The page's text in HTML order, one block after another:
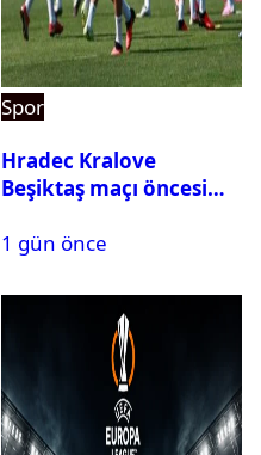
Spor
Hradec Kralove
Beşiktaş maçı öncesi
Siyah-Beyazlıların 11’i
1 gün önce